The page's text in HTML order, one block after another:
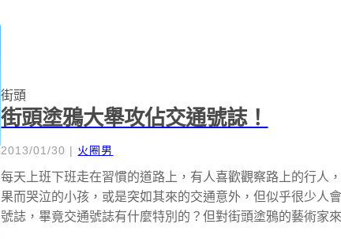
街頭
街頭塗鴉大舉攻佔交通號誌！
2013/01/30 | 火圈男
每天上班下班走在習慣的道路上，有人喜歡觀察路上的行人
果而哭泣的小孩，或是突如其來的交通意外，但似乎很少人
號誌，畢竟交通號誌有什麼特別的？但對街頭塗鴉的藝術家